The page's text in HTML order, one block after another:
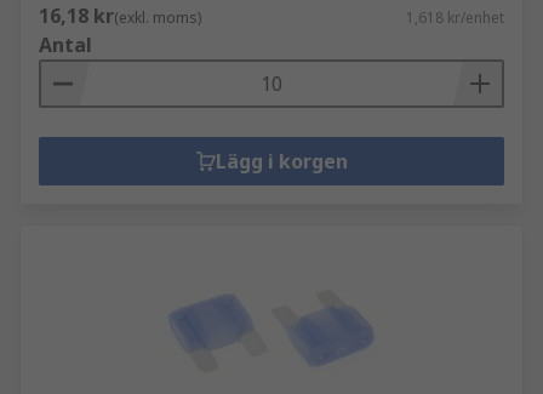
16,18 kr(exkl. moms) 1,618 kr/enhet
Antal
Lägg i korgen